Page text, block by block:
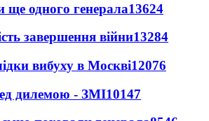
ще одного генерала13624
завершення війни13284
вибуху в Москві12076
дилемою - ЗМІ10147